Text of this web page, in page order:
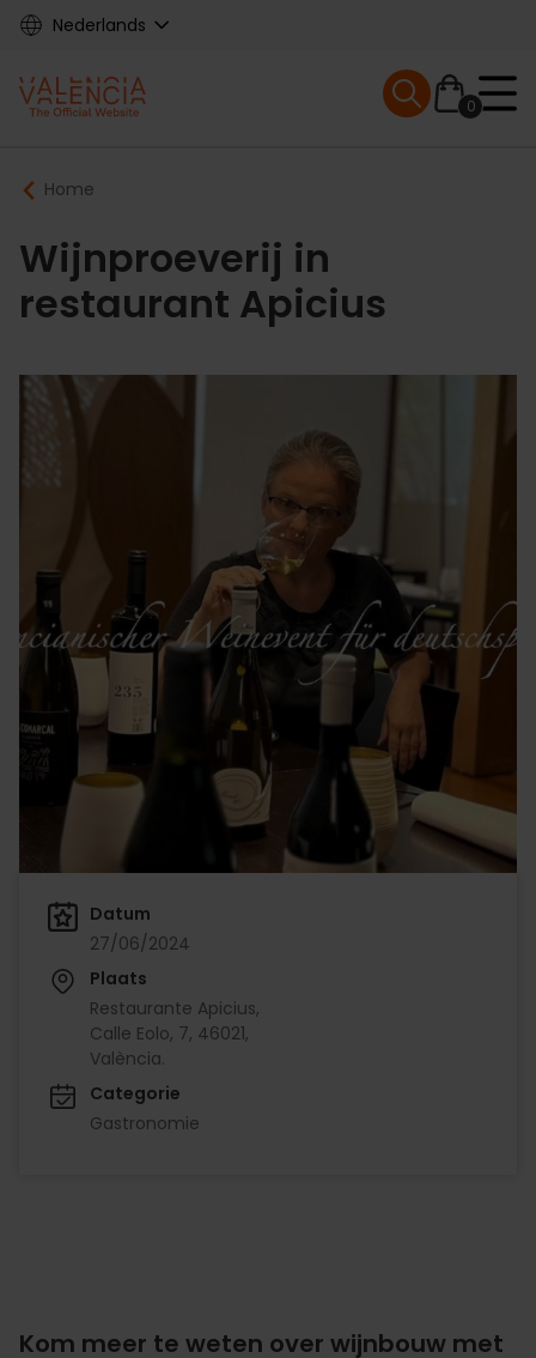
Skip
content
Nederlands
Main
navigation
0
Mobile menu
Breadcrumb
Home
Wijnproeverij in
restaurant Apicius
Datum
27/06/2024
Plaats
Restaurante Apicius,
Calle Eolo, 7, 46021,
València.
Categorie
Gastronomie
Kom meer te weten over wijnbouw met